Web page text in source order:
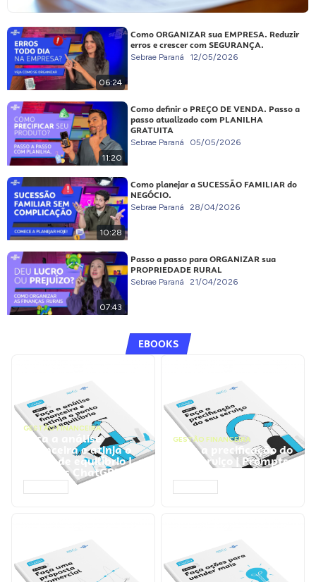
06:24
Como ORGANIZAR sua EMPRESA. Reduzir
erros e crescer com SEGURANÇA.
Sebrae Paraná 12/05/2026
11:20
Como definir o PREÇO DE VENDA. Passo a
passo atualizado com PLANILHA
GRATUITA
Sebrae Paraná 05/05/2026
10:28
Como planejar a SUCESSÃO FAMILIAR do
NEGÓCIO.
Sebrae Paraná 28/04/2026
07:43
Passo a passo para ORGANIZAR sua
PROPRIEDADE RURAL
Sebrae Paraná 21/04/2026
EBOOKS
GESTÃO FINANCEIRA
Faça a análise
financeira e atinja o
ponto de equilíbrio |
Prompts ChatGPT
GESTÃO FINANCEIRA
Faça a precificação do
seu serviço | Prompts
ChatGPT